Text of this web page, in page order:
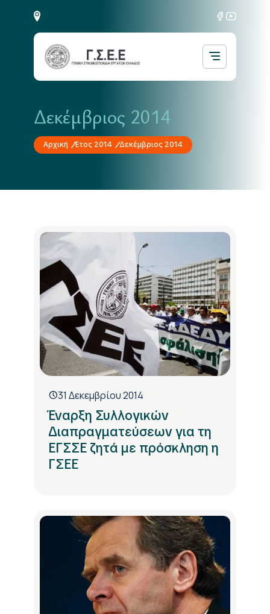
Δεκέμβριος 2014
Αρχική Έτος 2014 Δεκέμβριος 2014
31 Δεκεμβρίου 2014
Έναρξη Συλλογικών
Διαπραγματεύσεων για τη
ΕΓΣΣΕ ζητά με πρόσκληση η
ΓΣΕΕ